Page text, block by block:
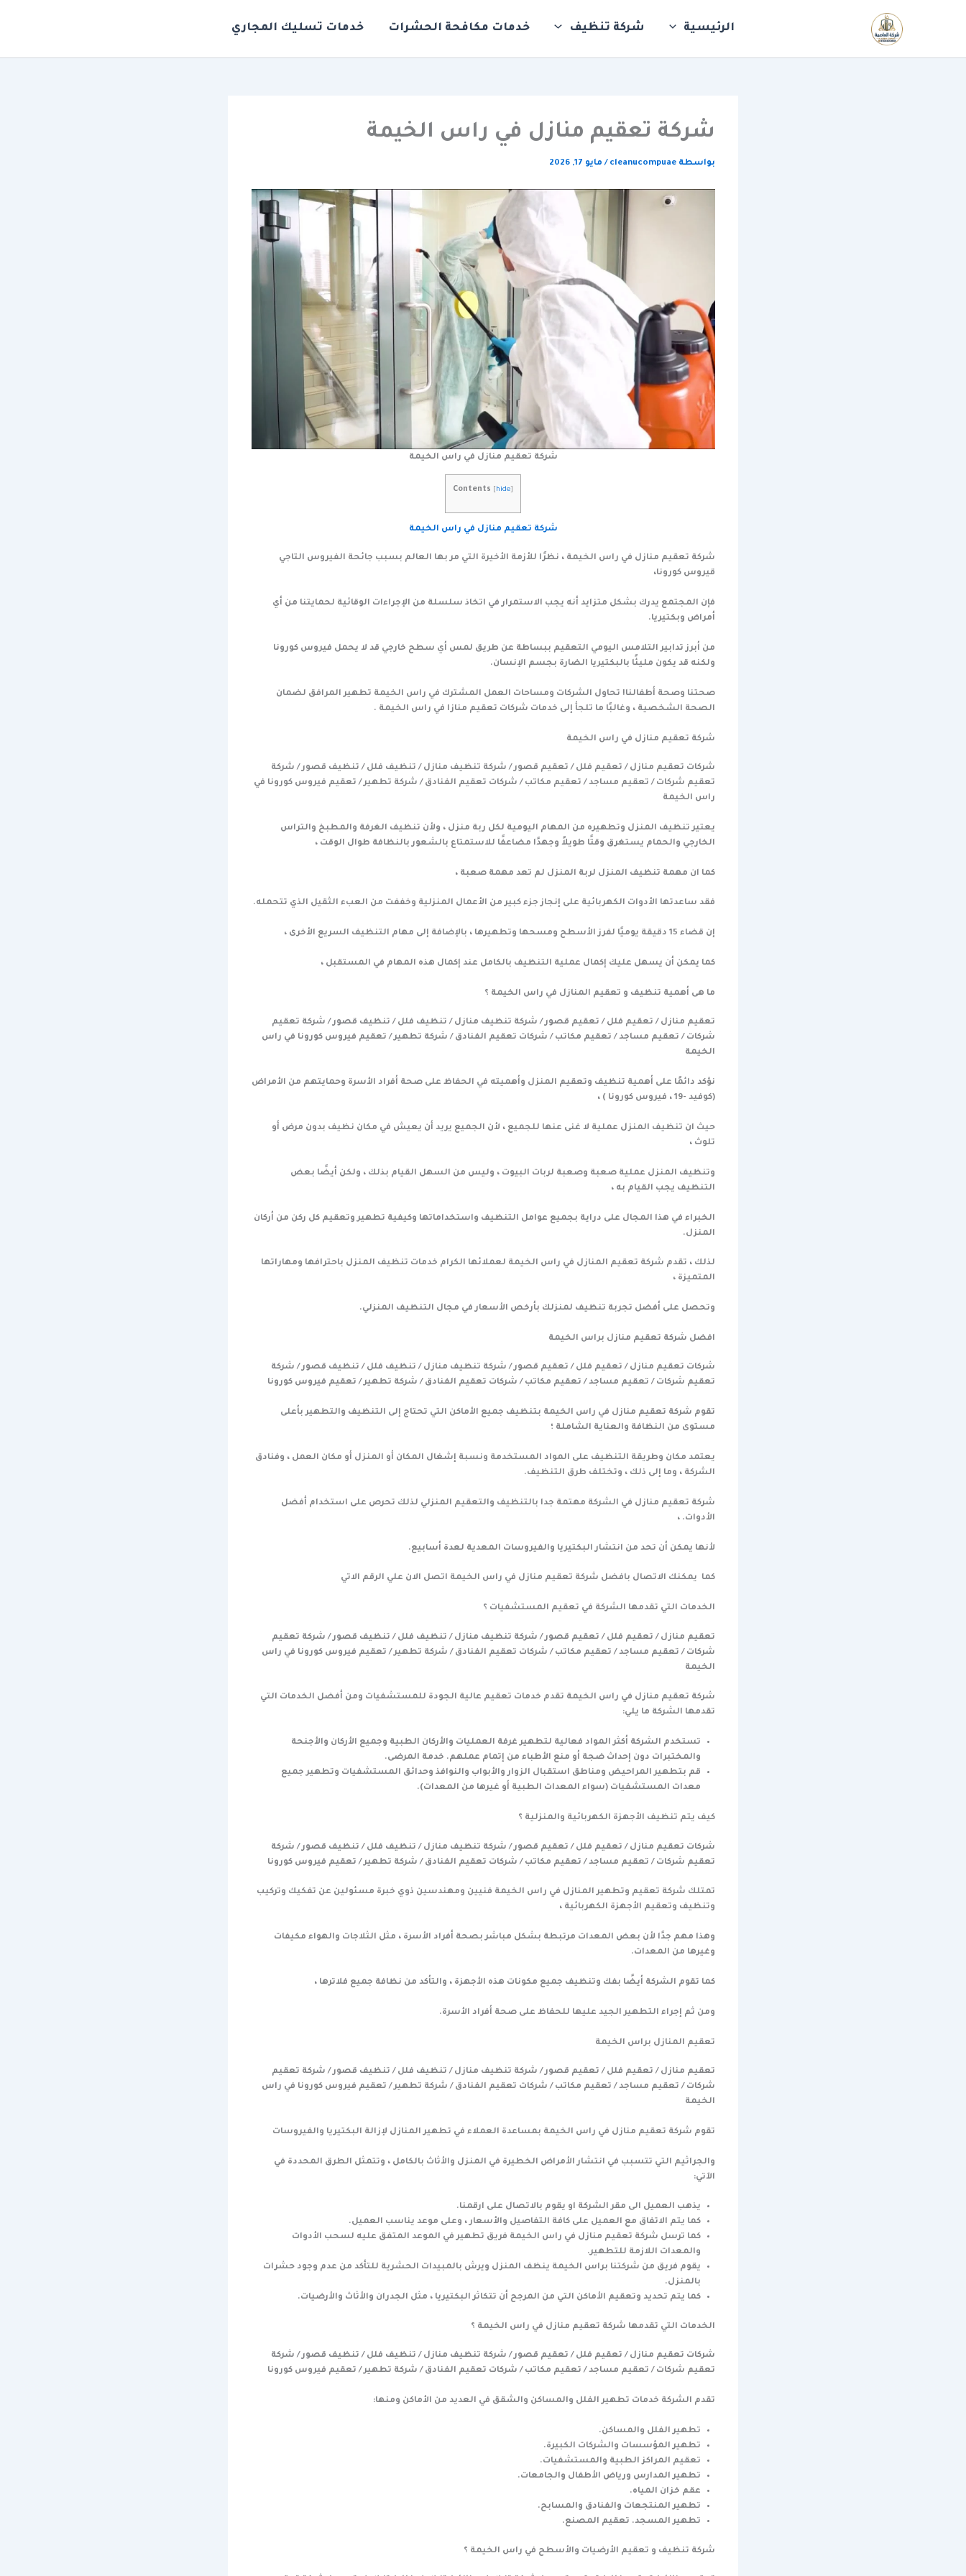
الرئيسية شركة تنظيف خدمات مكافحة الحشرات خدمات تسليك المجاري
شركة تعقيم منازل في راس الخيمة
بواسطة cleanucompuae
/ مايو 17, 2026
شركة تعقيم منازل في راس الخيمة
Contents hide
شركة تعقيم منازل في راس الخيمة
شركة تعقيم منازل في راس الخيمة ، نظرًا للأزمة الأخيرة التي مر بها العالم بسبب جائحة الفيروس التاجي
قيروس كورونا،
فإن المجتمع يدرك بشكل متزايد أنه يجب الاستمرار في اتخاذ سلسلة من الإجراءات الوقائية لحمايتنا من أي
أمراض وبكتيريا.
من أبرز تدابير التلامس اليومي التعقيم ببساطة عن طريق لمس أي سطح خارجي قد لا يحمل فيروس كورونا
ولكنه قد يكون مليئًا بالبكتيريا الضارة بجسم الإنسان.
صحتنا وصحة أطفالنا! تحاول الشركات ومساحات العمل المشترك في راس الخيمة تطهير المرافق لضمان
الصحة الشخصية ، وغالبًا ما تلجأ إلى خدمات شركات تعقيم منازا في راس الخيمة .
شركة تعقيم منازل في راس الخيمة
شركات تعقيم منازل / تعقيم فلل / تعقيم قصور / شركة تنظيف منازل / تنظيف فلل / تنظيف قصور / شركة
تعقيم شركات / تعقيم مساجد / تعقيم مكاتب / شركات تعقيم الفنادق / شركة تطهير / تعقيم فيروس كورونا في
راس الخيمة
يعتير تنظيف المنزل وتطهيره من المهام اليومية لكل ربة منزل ، ولأن تنظيف الغرفة والمطبخ والتراس
الخارجي والحمام يستغرق وقتًا طويلاً وجهدًا مضاعفًا للاستمتاع بالشعور بالنظافة طوال الوقت ،
كما ان مهمة تنظيف المنزل لربة المنزل لم تعد مهمة صعبة ،
فقد ساعدتها الأدوات الكهربائية على إنجاز جزء كبير من الأعمال المنزلية وخففت من العبء الثقيل الذي تتحمله.
إن قضاء 15 دقيقة يوميًا لفرز الأسطح ومسحها وتطهيرها ، بالإضافة إلى مهام التنظيف السريع الأخرى ،
كما يمكن أن يسهل عليك إكمال عملية التنظيف بالكامل عند إكمال هذه المهام في المستقبل ،
ما هى أهمية تنظيف و تعقيم المنازل في راس الخيمة ؟
تعقيم منازل / تعقيم فلل / تعقيم قصور / شركة تنظيف منازل / تنظيف فلل / تنظيف قصور / شركة تعقيم
شركات / تعقيم مساجد / تعقيم مكاتب / شركات تعقيم الفنادق / شركة تطهير / تعقيم فيروس كورونا في راس
الخيمة
نؤكد دائمًا على أهمية تنظيف وتعقيم المنزل وأهميته في الحفاظ على صحة أفراد الأسرة وحمايتهم من الأمراض
(كوفيد -19 ، فيروس كورونا ) ،
حيث ان تنظيف المنزل عملية لا غنى عنها للجميع ، لأن الجميع يريد أن يعيش في مكان نظيف بدون مرض أو
تلوث ،
وتنظيف المنزل عملية صعبة وصعبة لربات البيوت ، وليس من السهل القيام بذلك ، ولكن أيضًا بعض
التنظيف يجب القيام به ،
الخبراء في هذا المجال على دراية بجميع عوامل التنظيف واستخداماتها وكيفية تطهير وتعقيم كل ركن من أركان
المنزل.
لذلك ، تقدم شركة تعقيم المنازل في راس الخيمة لعملائها الكرام خدمات تنظيف المنزل باحترافها ومهاراتها
المتميزة ،
وتحصل على أفضل تجربة تنظيف لمنزلك بأرخص الأسعار في مجال التنظيف المنزلي.
افضل شركة تعقيم منازل براس الخيمة
شركات تعقيم منازل / تعقيم فلل / تعقيم قصور / شركة تنظيف منازل / تنظيف فلل / تنظيف قصور / شركة
تعقيم شركات / تعقيم مساجد / تعقيم مكاتب / شركات تعقيم الفنادق / شركة تطهير / تعقيم فيروس كورونا
تقوم شركة تعقيم منازل في راس الخيمة بتنظيف جميع الأماكن التي تحتاج إلى التنظيف والتطهير بأعلى
مستوى من النظافة والعناية الشاملة ؛
يعتمد مكان وطريقة التنظيف على المواد المستخدمة ونسبة إشغال المكان أو المنزل أو مكان العمل ، وفنادق
الشركة ، وما إلى ذلك ، وتختلف طرق التنظيف.
شركة تعقيم منازل في الشركة مهتمة جدا بالتنظيف والتعقيم المنزلي لذلك تحرص على استخدام أفضل
الأدوات. ،
لأنها يمكن أن تحد من انتشار البكتيريا والفيروسات المعدية لعدة أسابيع.
كما يمكنك الاتصال بافضل شركة تعقيم منازل في راس الخيمة اتصل الان علي الرقم الاتي
الخدمات التي تقدمها الشركة في تعقيم المستشفيات ؟
تعقيم منازل / تعقيم فلل / تعقيم قصور / شركة تنظيف منازل / تنظيف فلل / تنظيف قصور / شركة تعقيم
شركات / تعقيم مساجد / تعقيم مكاتب / شركات تعقيم الفنادق / شركة تطهير / تعقيم فيروس كورونا في راس
الخيمة
شركة تعقيم منازل في راس الخيمة تقدم خدمات تعقيم عالية الجودة للمستشفيات ومن أفضل الخدمات التي
تقدمها الشركة ما يلي:
تستخدم الشركة أكثر المواد فعالية لتطهير غرفة العمليات والأركان الطبية وجميع الأركان والأجنحة
والمختبرات دون إحداث ضجة أو منع الأطباء من إتمام عملهم. خدمة المرضى.
قم بتطهير المراحيض ومناطق استقبال الزوار والأبواب والنوافذ وحدائق المستشفيات وتطهير جميع
معدات المستشفيات (سواء المعدات الطبية أو غيرها من المعدات).
كيف يتم تنظيف الأجهزة الكهربائية والمنزلية ؟
شركات تعقيم منازل / تعقيم فلل / تعقيم قصور / شركة تنظيف منازل / تنظيف فلل / تنظيف قصور / شركة
تعقيم شركات / تعقيم مساجد / تعقيم مكاتب / شركات تعقيم الفنادق / شركة تطهير / تعقيم فيروس كورونا
تمتلك شركة تعقيم وتطهير المنازل في راس الخيمة فنيين ومهندسين ذوي خبرة مسئولين عن تفكيك وتركيب
وتنظيف وتعقيم الأجهزة الكهربائية ،
وهذا مهم جدًا لأن بعض المعدات مرتبطة بشكل مباشر بصحة أفراد الأسرة ، مثل الثلاجات والهواء مكيفات
وغيرها من المعدات.
كما تقوم الشركة أيضًا بفك وتنظيف جميع مكونات هذه الأجهزة ، والتأكد من نظافة جميع فلاترها ،
ومن ثم إجراء التطهير الجيد عليها للحفاظ على صحة أفراد الأسرة.
تعقيم المنازل براس الخيمة
تعقيم منازل / تعقيم فلل / تعقيم قصور / شركة تنظيف منازل / تنظيف فلل / تنظيف قصور / شركة تعقيم
شركات / تعقيم مساجد / تعقيم مكاتب / شركات تعقيم الفنادق / شركة تطهير / تعقيم فيروس كورونا في راس
الخيمة
تقوم شركة تعقيم منازل في راس الخيمة بمساعدة العملاء في تطهير المنازل لإزالة البكتيريا والفيروسات
والجراثيم التي تتسبب في انتشار الأمراض الخطيرة في المنزل والأثاث بالكامل ، وتتمثل الطرق المحددة في
الآتي:
يذهب العميل الى مقر الشركة او يقوم بالاتصال على ارقمنا.
كما يتم الاتفاق مع العميل على كافة التفاصيل والأسعار ، وعلى موعد يناسب العميل.
كما ترسل شركة تعقيم منازل في راس الخيمة فريق تطهير في الموعد المتفق عليه لسحب الأدوات
والمعدات اللازمة للتطهير.
يقوم فريق من شركتنا براس الخيمة ينظف المنزل ويرش بالمبيدات الحشرية للتأكد من عدم وجود حشرات
بالمنزل.
كما يتم تحديد وتعقيم الأماكن التي من المرجح أن تتكاثر البكتيريا ، مثل الجدران والأثاث والأرضيات.
الخدمات التي تقدمها شركة تعقيم منازل في راس الخيمة ؟
شركات تعقيم منازل / تعقيم فلل / تعقيم قصور / شركة تنظيف منازل / تنظيف فلل / تنظيف قصور / شركة
تعقيم شركات / تعقيم مساجد / تعقيم مكاتب / شركات تعقيم الفنادق / شركة تطهير / تعقيم فيروس كورونا
تقدم الشركة خدمات تطهير الفلل والمساكن والشقق في العديد من الأماكن ومنها:
تطهير الفلل والمساكن.
تطهير المؤسسات والشركات الكبيرة.
تعقيم المراكز الطبية والمستشفيات.
تطهير المدارس ورياض الأطفال والجامعات.
عقم خزان المياه.
تطهير المنتجعات والفنادق والمسابح.
تطهير المسجد. تعقيم المصنع.
شركة تنظيف و تعقيم الأرضيات والأسطح في راس الخيمة ؟